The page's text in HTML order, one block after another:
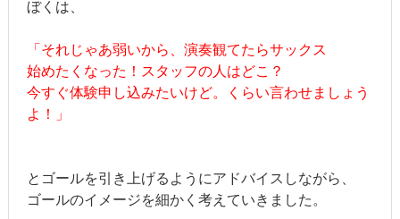
ぼくは、
「それじゃあ弱いから、演奏観てたらサックス
始めたくなった！スタッフの人はどこ？
今すぐ体験申し込みたいけど。くらい言わせましょう
よ！」
とゴールを引き上げるようにアドバイスしながら、
ゴールのイメージを細かく考えていきました。